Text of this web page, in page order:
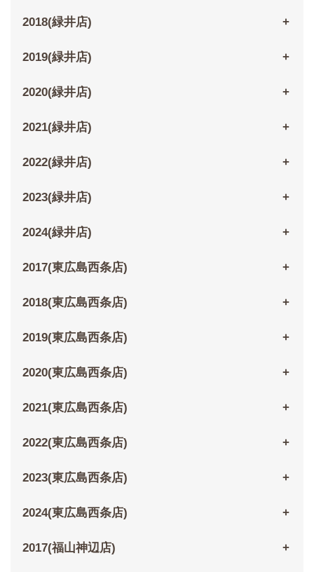
2018(緑井店)
2019(緑井店)
2020(緑井店)
2021(緑井店)
2022(緑井店)
2023(緑井店)
2024(緑井店)
2017(東広島西条店)
2018(東広島西条店)
2019(東広島西条店)
2020(東広島西条店)
2021(東広島西条店)
2022(東広島西条店)
2023(東広島西条店)
2024(東広島西条店)
2017(福山神辺店)